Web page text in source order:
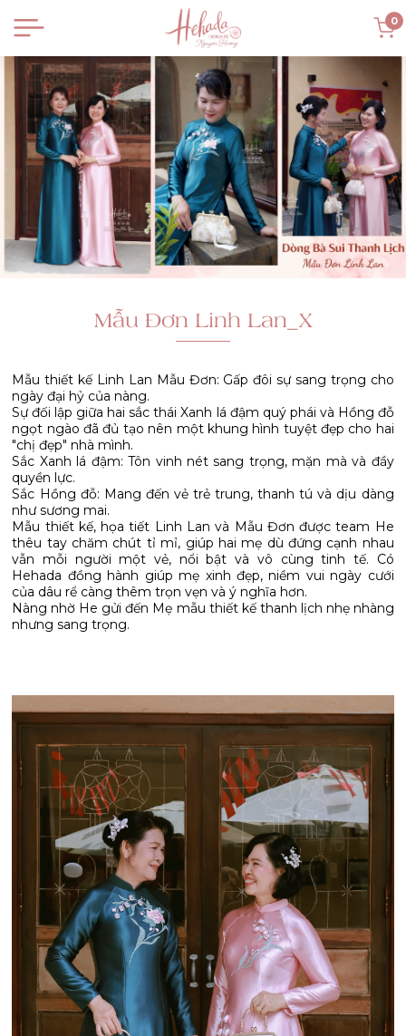
0
Mẫu Đơn Linh Lan_X
Mẫu thiết kế Linh Lan Mẫu Đơn: Gấp đôi sự sang trọng cho
ngày đại hỷ của nàng.
Sự đối lập giữa hai sắc thái Xanh lá đậm quý phái và Hồng đỗ
ngọt ngào đã đủ tạo nên một khung hình tuyệt đẹp cho hai
"chị đẹp" nhà mình.
Sắc Xanh lá đậm: Tôn vinh nét sang trọng, mặn mà và đầy
quyền lực.
Sắc Hồng đỗ: Mang đến vẻ trẻ trung, thanh tú và dịu dàng
như sương mai.
Mẫu thiết kế, họa tiết Linh Lan và Mẫu Đơn được team He
thêu tay chăm chút tỉ mỉ, giúp hai mẹ dù đứng cạnh nhau
vẫn mỗi người một vẻ, nổi bật và vô cùng tinh tế. Có
Hehada đồng hành giúp mẹ xinh đẹp, niềm vui ngày cưới
của dâu rể càng thêm trọn vẹn và ý nghĩa hơn.
Nàng nhờ He gửi đến Mẹ mẫu thiết kế thanh lịch nhẹ nhàng